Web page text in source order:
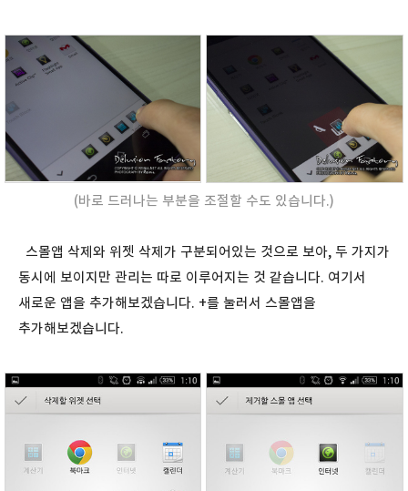
(바로 드러나는 부분을 조절할 수도 있습니다.)
스몰앱 삭제와 위젯 삭제가 구분되어있는 것으로 보아, 두 가지가
동시에 보이지만 관리는 따로 이루어지는 것 같습니다. 여기서
새로운 앱을 추가해보겠습니다. +를 눌러서 스몰앱을
추가해보겠습니다.